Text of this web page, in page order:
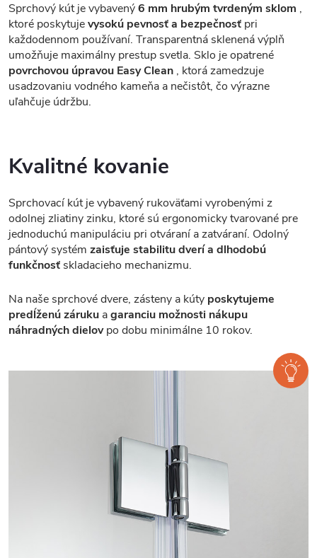
Sprchový kút je vybavený6 mm hrubým tvrdeným sklom ,
ktoré poskytujevysokú pevnosť a bezpečnosť pri
každodennom používaní. Transparentná sklenená výplň
umožňuje maximálny prestup svetla. Sklo je opatrené
povrchovou úpravou Easy Clean , ktorá zamedzuje
usadzovaniu vodného kameňa a nečistôt, čo výrazne
uľahčuje údržbu.
Kvalitné kovanie
Sprchovací kút je vybavený rukoväťami vyrobenými z
odolnej zliatiny zinku, ktoré sú ergonomicky tvarované pre
jednoduchú manipuláciu pri otváraní a zatváraní. Odolný
pántový systém zaisťuje stabilitu dverí a dlhodobú
funkčnosť skladacieho mechanizmu.
Na naše sprchové dvere, zásteny a kúty poskytujeme
predĺženú záruku agaranciu možnosti nákupu
náhradných dielovpo dobu minimálne 10 rokov.